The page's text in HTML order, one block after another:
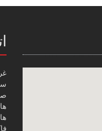
هاتف
هاتف
فاكس